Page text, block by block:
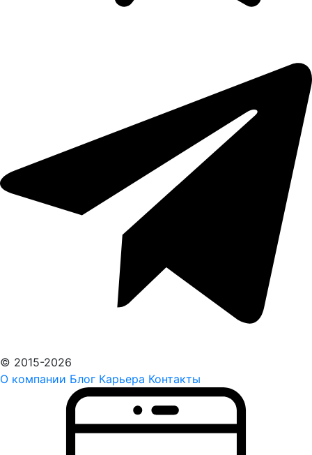
© 2015-2026
О компании Блог Карьера Контакты